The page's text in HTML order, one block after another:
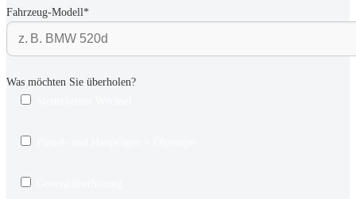
Fahrzeug-Modell*
Was möchten Sie überholen?